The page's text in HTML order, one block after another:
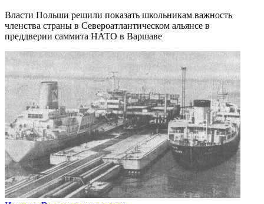
Власти Польши решили показать школьникам важность
членства страны в Североатлантическом альянсе в
преддверии саммита НАТО в Варшаве